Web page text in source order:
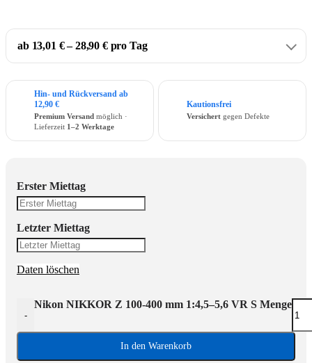
ab 13,01 € – 28,90 € pro Tag
Hin- und Rückversand ab
12,90 €
Premium Versand möglich ·
Lieferzeit 1–2 Werktage
Kautionsfrei
Versichert gegen Defekte
Erster Miettag
Letzter Miettag
Daten löschen
-
Nikon NIKKOR Z 100-400 mm 1:4,5–5,6 VR S Menge
In den Warenkorb